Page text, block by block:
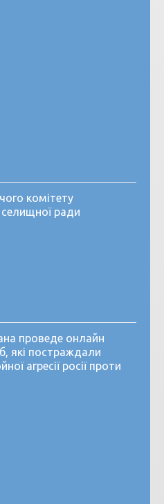
комітету
ради
проведе онлайн
які постраждали
агресії росії проти